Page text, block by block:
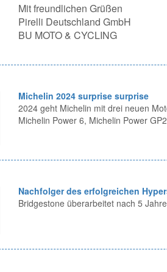
Mit freundlichen Grüßen
Pirelli Deutschland GmbH
BU MOTO & CYCLING
Michelin 2024 surprise surprise
2024 geht Michelin mit drei neuen
Michelin Power 6, Michelin Power
Nachfolger des erfolgreichen
Bridgestone überarbeitet nach 5